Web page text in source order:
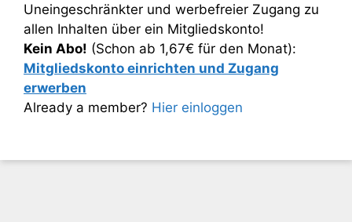
Uneingeschränkter und werbefreier Zugang zu
allen Inhalten über ein Mitgliedskonto!
Kein Abo! (Schon ab 1,67€ für den Monat):
Mitgliedskonto einrichten und Zugang
erwerben
Already a member? Hier einloggen